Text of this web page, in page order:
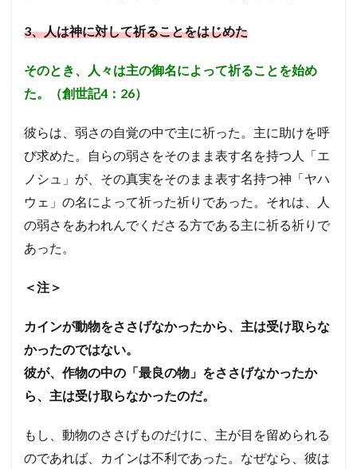
3、人は神に対して祈ることをはじめた
そのとき、人々は主の御名によって祈ることを始め
た。（創世記4：26）
彼らは、弱さの自覚の中で主に祈った。主に助けを呼
び求めた。
自らの弱さをそのまま表す名を持つ人「エ
ノシュ」が、その真実をそのまま表す名持つ神「ヤハ
ウェ」の名によって祈った祈りであった。 それは、人
の弱さをあわれんでくださる方である主に祈る祈りで
あった。
＜注＞
カインが動物をささげなかったから、主は受け取らな
かったのではない。
彼が、作物の中の「最良の物」をささげなかったか
ら、主は受け取らなかったのだ。
もし、動物のささげものだけに、主が目を留められる
のであれば、カインは不利であった。なぜなら、彼は